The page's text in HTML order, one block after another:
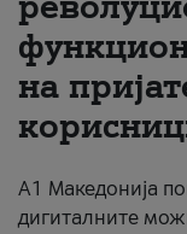
За нас
на
А1 Македонија
дигиталните